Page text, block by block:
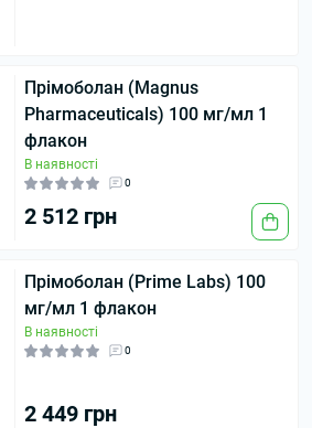
Прімоболан (Magnus
Pharmaceuticals) 100 мг/мл 1
флакон
В наявності
0
2 512 грн
Прімоболан (Prime Labs) 100
мг/мл 1 флакон
В наявності
0
2 449 грн